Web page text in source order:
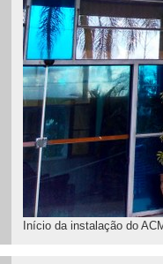
Início da instalação do